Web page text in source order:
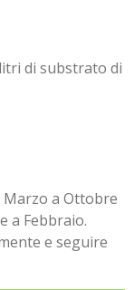
di substrato di
a Ottobre
a Febbraio.
e seguire